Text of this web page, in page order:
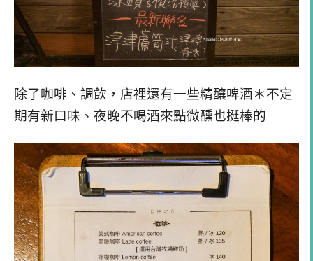
除了咖啡、調飲，店裡還有一些精釀啤酒＊不定
期有新口味、夜晚不喝酒來點微醺也挺棒的